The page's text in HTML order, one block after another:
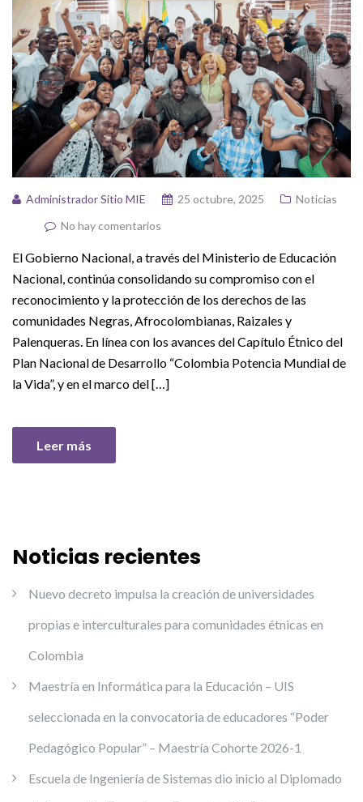
Administrador Sitio MIE 25 octubre, 2025
Noticias
No hay comentarios
El Gobierno Nacional, a través del Ministerio de Educación
Nacional, continúa consolidando su compromiso con el
reconocimiento y la protección de los derechos de las
comunidades Negras, Afrocolombianas, Raizales y
Palenqueras. En línea con los avances del Capítulo Étnico del
Plan Nacional de Desarrollo “Colombia Potencia Mundial de
la Vida”, y en el marco del […]
Leer más
Noticias recientes
Nuevo decreto impulsa la creación de universidades
propias e interculturales para comunidades étnicas en
Colombia
Maestría en Informática para la Educación – UIS
seleccionada en la convocatoria de educadores “Poder
Pedagógico Popular” – Maestría Cohorte 2026-1
Escuela de Ingeniería de Sistemas dio inicio al Diplomado